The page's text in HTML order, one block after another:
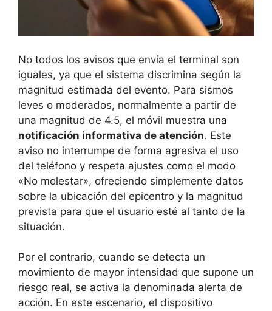
No todos los avisos que envía el terminal son
iguales, ya que el sistema discrimina según la
magnitud estimada del evento. Para sismos
leves o moderados, normalmente a partir de
una magnitud de 4.5, el móvil muestra una
notificación informativa de atención. Este
aviso no interrumpe de forma agresiva el uso
del teléfono y respeta ajustes como el modo
«No molestar», ofreciendo simplemente datos
sobre la ubicación del epicentro y la magnitud
prevista para que el usuario esté al tanto de la
situación.
Por el contrario, cuando se detecta un
movimiento de mayor intensidad que supone un
riesgo real, se activa la denominada alerta de
acción. En este escenario, el dispositivo